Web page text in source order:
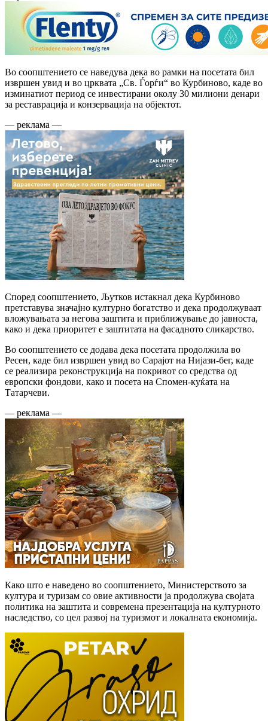
Во соопштението се наведува дека во рамки на посетата бил
извршен увид и во црквата „Св. Ѓорѓи“ во Курбиново, каде во
изминатиот период се инвестирани околу 30 милиони денари
за реставрација и конзервација на објектот.
— реклама —
Според соопштението, Љутков истакнал дека Курбиново
претставува значајно културно богатство и дека продолжуваат
вложувањата за негова заштита и приближување до јавноста,
како и дека приоритет е заштитата на фасадното сликарство.
Во соопштението се додава дека посетата продолжила во
Ресен, каде бил извршен увид во Сарајот на Нијази-бег, каде
се реализира реконструкција на покривот со средства од
европски фондови, како и посета на Спомен-куќата на
Татарчеви.
— реклама —
Како што е наведено во соопштението, Министерството за
култура и туризам со овие активности ја продолжува својата
политика на заштита и современа презентација на културното
наследство, со цел развој на туризмот и локалната економија.